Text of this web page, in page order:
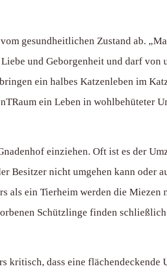
gesundheitlichen Zustand ab.
und Geborgenheit und darf von
ein halbes Katzenleben im
ein Leben in wohlbehüteter
einziehen. Oft ist es der
Besitzer nicht umgehen kann
als ein Tierheim werden die
Schützlinge finden
kritisch, dass eine